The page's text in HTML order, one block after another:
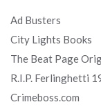
Ad Busters
City Lights Books
The Beat Page
R.I.P. Ferlinghetti
Crimeboss.com